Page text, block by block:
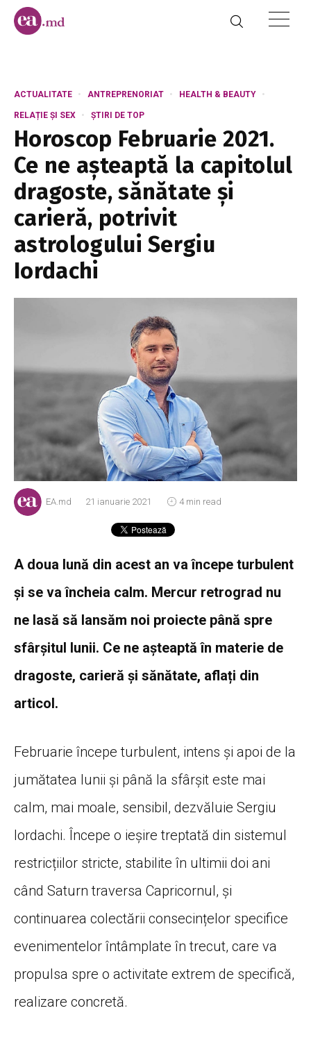
ACTUALITATE ANTREPRENORIAT HEALTH & BEAUTY
RELAȚIE ȘI SEX ȘTIRI DE TOP
Horoscop Februarie 2021.
Ce ne așteaptă la capitolul
dragoste, sănătate și
carieră, potrivit
astrologului Sergiu
Iordachi
EA.md 21 ianuarie 2021 4 min read
A doua lună din acest an va începe turbulent
și se va încheia calm. Mercur retrograd nu
ne lasă să lansăm noi proiecte până spre
sfârșitul lunii. Ce ne așteaptă în materie de
dragoste, carieră și sănătate, aflați din
articol.
Februarie începe turbulent, intens și apoi de la
jumătatea lunii și până la sfârșit este mai
calm, mai moale, sensibil, dezvăluie Sergiu
Iordachi. Începe o ieșire treptată din sistemul
restricțiilor stricte, stabilite în ultimii doi ani
când Saturn traversa Capricornul, și
continuarea colectării consecințelor specifice
evenimentelor întâmplate în trecut, care va
propulsa spre o activitate extrem de specifică,
realizare concretă.